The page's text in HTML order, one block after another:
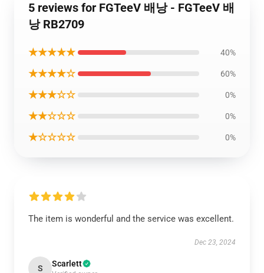
5 reviews for FGTeeV 배낭 - FGTeeV 배
낭 RB2709
★★★★★ 40%
★★★★☆ 60%
★★★☆☆ 0%
★★☆☆☆ 0%
★☆☆☆☆ 0%
The item is wonderful and the service was excellent.
Dec 23, 2024
S Scarlett